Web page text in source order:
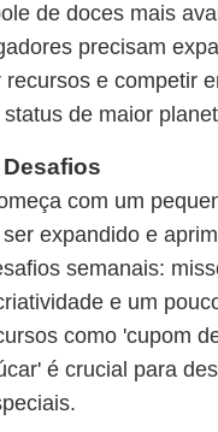
de doces mais
precisam
e competir
de maior
com um
expandido e
semanais:
e um
como 'cupom
é crucial para